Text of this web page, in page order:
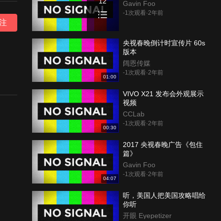
Gavin Foo
-1次观看·2年前
01:00
央视春晚倒计时宣传片 60s
版本
阔恩传媒
-1次观看·2年前
00:30
VIVO X21 发布会外观展示
视频
CCLab
-1次观看·2年前
04:07
2017 央视春晚广告《包住
篇》
Gavin Foo
-1次观看·2年前
听，美国人把美国攻略唱给
你听
开眼 Eyepetizer